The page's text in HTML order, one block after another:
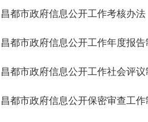
昌都市政府信息公开工作考核办法
昌都市政府信息公开工作年度报告
昌都市政府信息公开工作社会评议
昌都市政府信息公开保密审查工作